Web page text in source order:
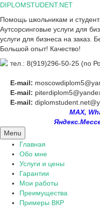
Skip
content
DIPLOMSTUDENT.NET
Помощь школьникам и
Аутсорсинговые услуги для
услуги для бизнеса на заказ.
Большой опыт! Качество!
тел.: 8(919)296-50-25 (по
E-mail:
E-mail:
E-mail:
MAX,
Menu
Главная
Обо мне
Услуги и цены
Гарантии
Мои работы
Преимущества
Примеры ВКР